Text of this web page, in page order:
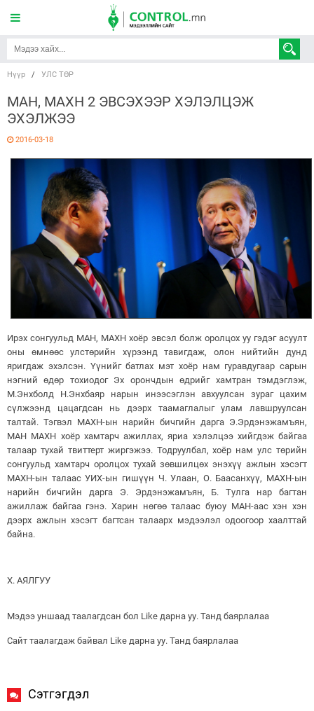
Нүүр / УЛС ТӨР
МАН, МАХН 2 ЭВСЭХЭЭР ХЭЛЭЛЦЭЖ
ЭХЭЛЖЭЭ
2016-03-18
Ирэх сонгуульд МАН, МАХН хоёр эвсэл болж оролцох уу гэдэг асуулт
оны өмнөөс улстөрийн хүрээнд тавигдаж, олон нийтийн дунд
яригдаж эхэлсэн. Үүнийг батлах мэт хоёр нам гуравдугаар сарын
нэгний өдөр тохиодог Эх орончдын өдрийг хамтран тэмдэглэж,
М.Энхболд Н.Энхбаяр нарын инээсэглэн авхуулсан зураг цахим
сүлжээнд цацагдсан нь дээрх таамаглалыг улам лавшруулсан
талтай. Тэгвэл МАХН-ын нарийн бичгийн дарга Э.Эрдэнэжамъян,
МАН МАХН хоёр хамтарч ажиллах, яриа хэлэлцээ хийгдэж байгаа
талаар тухай твиттерт жиргэжээ. Тодруулбал, хоёр нам улс төрийн
сонгуульд хамтарч оролцох тухай зөвшилцөх энэхүү ажлын хэсэгт
МАХН-ын талаас УИХ-ын гишүүн Ч. Улаан, О. Баасанхүү, МАХН-ын
нарийн бичгийн дарга Э. Эрдэнэжамъян, Б. Тулга нар багтан
ажиллаж байгаа гэнэ. Харин нөгөө талаас буюу МАН-аас хэн хэн
дээрх ажлын хэсэгт багтсан талаарх мэдээлэл одоогоор хаалттай
байна.
Х. АЯЛГУУ
Мэдээ уншаад таалагдсан бол Like дарна уу. Танд баярлалаа
Сайт таалагдаж байвал Like дарна уу. Танд баярлалаа
Сэтгэгдэл